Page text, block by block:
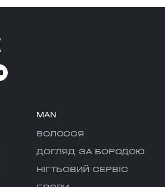
MAN
ВОЛОССЯ
ДОГЛЯД ЗА БОРОДОЮ
НІГТЬОВИЙ СЕРВІС